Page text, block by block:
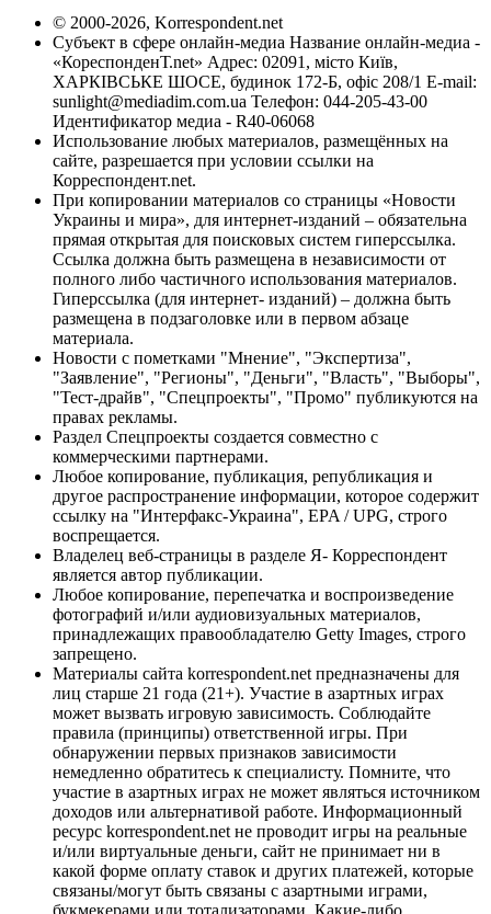
© 2000-2026, Korrespondent.net
Субъект в сфере онлайн-медиа Название онлайн-медиа -
«КореспонденТ.net» Адрес: 02091, місто Київ,
ХАРКІВСЬКЕ ШОСЕ, будинок 172-Б, офіс 208/1 E-mail:
sunlight@mediadim.com.ua Телефон: 044-205-43-00
Идентификатор медиа - R40-06068
Использование любых материалов, размещённых на
сайте, разрешается при условии ссылки на
Корреспондент.net.
При копировании материалов со страницы «Новости
Украины и мира», для интернет-изданий – обязательна
прямая открытая для поисковых систем гиперссылка.
Ссылка должна быть размещена в независимости от
полного либо частичного использования материалов.
Гиперссылка (для интернет- изданий) – должна быть
размещена в подзаголовке или в первом абзаце
материала.
Новости с пометками "Мнение", "Экспертиза",
"Заявление", "Регионы", "Деньги", "Власть", "Выборы",
"Тест-драйв", "Спецпроекты", "Промо" публикуются на
правах рекламы.
Раздел Спецпроекты создается совместно с
коммерческими партнерами.
Любое копирование, публикация, републикация и
другое распространение информации, которое содержит
ссылку на "Интерфакс-Украина", EPA / UPG, строго
воспрещается.
Владелец веб-страницы в разделе Я- Корреспондент
является автор публикации.
Любое копирование, перепечатка и воспроизведение
фотографий и/или аудиовизуальных материалов,
принадлежащих правообладателю Getty Images, строго
запрещено.
Материалы сайта korrespondent.net предназначены для
лиц старше 21 года (21+). Участие в азартных играх
может вызвать игровую зависимость. Соблюдайте
правила (принципы) ответственной игры. При
обнаружении первых признаков зависимости
немедленно обратитесь к специалисту. Помните, что
участие в азартных играх не может являться источником
доходов или альтернативой работе. Информационный
ресурс korrespondent.net не проводит игры на реальные
и/или виртуальные деньги, сайт не принимает ни в
какой форме оплату ставок и других платежей, которые
связаны/могут быть связаны с азартными играми,